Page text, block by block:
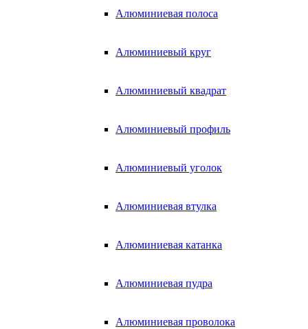
Алюминиевая полоса
Алюминиевый круг
Алюминиевый квадрат
Алюминиевый профиль
Алюминиевый уголок
Алюминиевая втулка
Алюминиевая катанка
Алюминиевая пудра
Алюминиевая проволока